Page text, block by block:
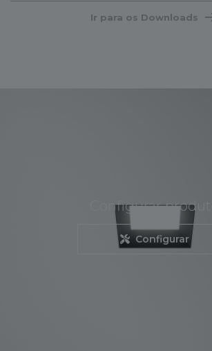
Ir para os Downloads
Configurar produto
Configurar